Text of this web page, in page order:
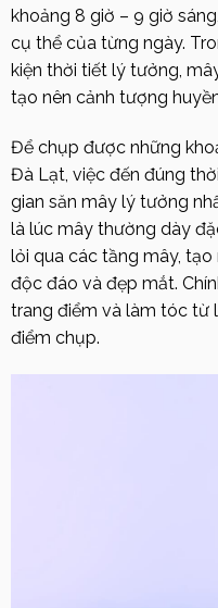
khoảng 8 giờ – 9 giờ
cụ thể của từng ngày.
kiện thời tiết lý tưởng,
tạo nên cảnh tượng
Để chụp được những
Đà Lạt, việc đến đúng
gian săn mây lý tưởng
là lúc mây thường dày
lỏi qua các tầng mây, tạo
độc đáo và đẹp mắt.
trang điểm và làm tóc từ
điểm chụp.